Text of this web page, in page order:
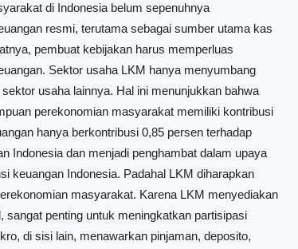
di Indonesia belum sepenuhnya
resmi, terutama sebagai sumber utama kas
pembuat kebijakan harus memperluas
Sektor usaha LKM hanya menyumbang
usaha lainnya. Hal ini menunjukkan bahwa
perekonomian masyarakat memiliki kontribusi
hanya berkontribusi 0,85 persen terhadap
Indonesia dan menjadi penghambat dalam upaya
keuangan Indonesia. Padahal LKM diharapkan
masyarakat. Karena LKM menyediakan
sangat penting untuk meningkatkan partisipasi
di sisi lain, menawarkan pinjaman, deposito,